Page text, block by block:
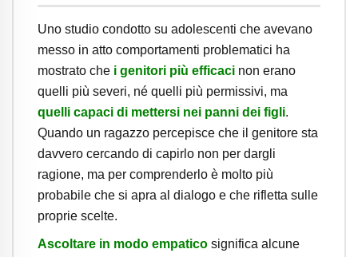
Uno studio condotto su adolescenti che avevano
messo in atto comportamenti problematici ha
mostrato che i genitori più efficaci non erano
quelli più severi, né quelli più permissivi, ma
quelli capaci di mettersi nei panni dei figli.
Quando un ragazzo percepisce che il genitore sta
davvero cercando di capirlo non per dargli
ragione, ma per comprenderlo è molto più
probabile che si apra al dialogo e che rifletta sulle
proprie scelte.
Ascoltare in modo empatico significa alcune